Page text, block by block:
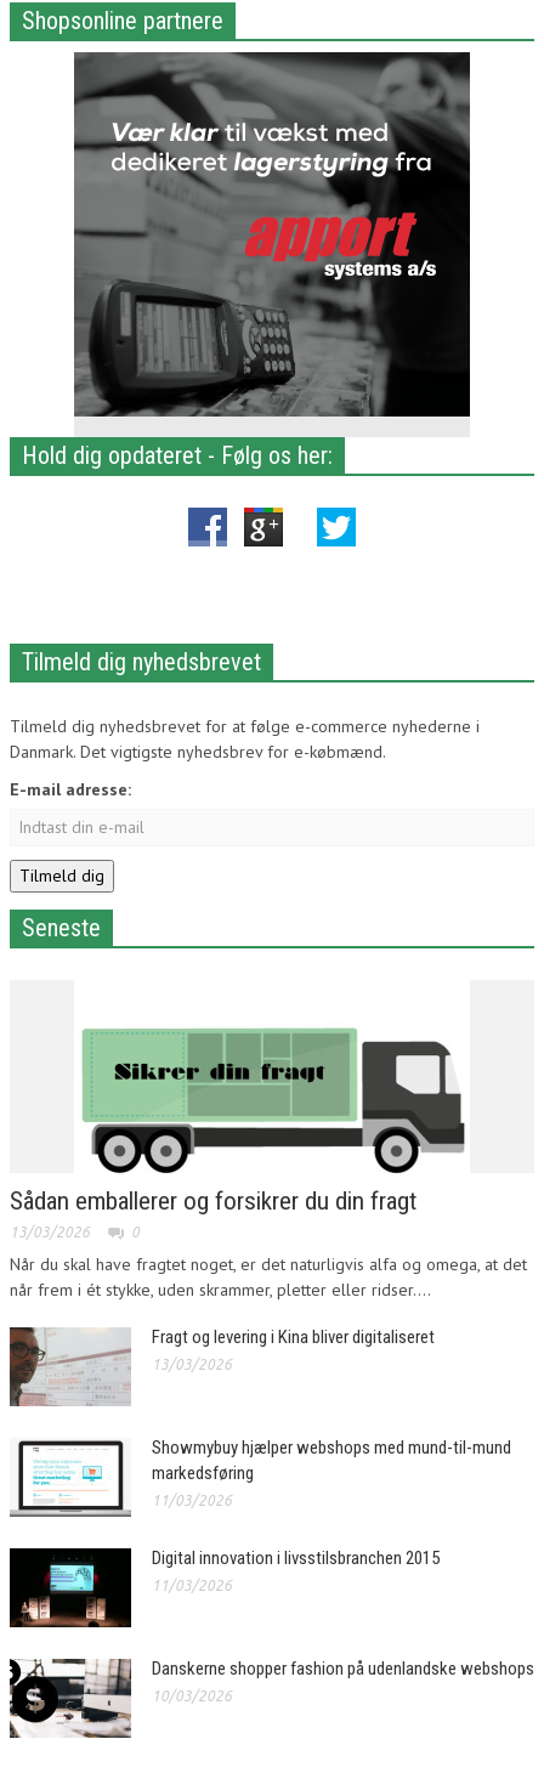
Shopsonline partnere
Hold dig opdateret - Følg os her:
Tilmeld dig nyhedsbrevet
Tilmeld dig nyhedsbrevet for at følge e-commerce nyhederne i
Danmark. Det vigtigste nyhedsbrev for e-købmænd.
E-mail adresse:
Seneste
Sådan emballerer og forsikrer du din fragt
13/03/2026 0
Når du skal have fragtet noget, er det naturligvis alfa og omega, at det
når frem i ét stykke, uden skrammer, pletter eller ridser....
Fragt og levering i Kina bliver digitaliseret
13/03/2026
Showmybuy hjælper webshops med mund-til-mund
markedsføring
11/03/2026
Digital innovation i livsstilsbranchen 2015
11/03/2026
Danskerne shopper fashion på udenlandske webshops
10/03/2026